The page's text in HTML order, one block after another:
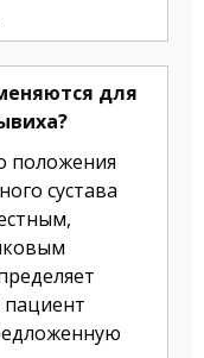
для
положения
сустава
пациент